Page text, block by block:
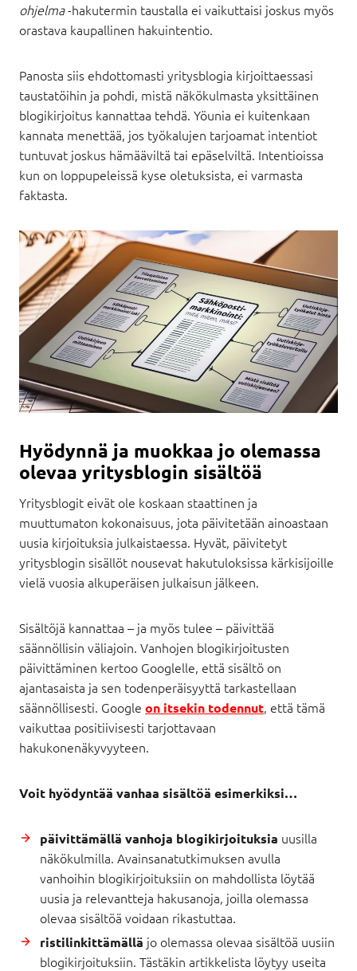
ohjelma-hakutermin taustalla ei vaikuttaisi joskus myös
orastava kaupallinen hakuintentio.
Panosta siis ehdottomasti yritysblogia kirjoittaessasi
taustatöihin ja pohdi, mistä näkökulmasta yksittäinen
blogikirjoitus kannattaa tehdä. Yöunia ei kuitenkaan
kannata menettää, jos työkalujen tarjoamat intentiot
tuntuvat joskus hämääviltä tai epäselviltä. Intentioissa
kun on loppupeleissä kyse oletuksista, ei varmasta
faktasta.
Hyödynnä ja muokkaa jo olemassa
olevaa yritysblogin sisältöä
Yritysblogit eivät ole koskaan staattinen ja
muuttumaton kokonaisuus, jota päivitetään ainoastaan
uusia kirjoituksia julkaistaessa. Hyvät, päivitetyt
yritysblogin sisällöt nousevat hakutuloksissa kärkisijoille
vielä vuosia alkuperäisen julkaisun jälkeen.
Sisältöjä kannattaa – ja myös tulee – päivittää
säännöllisin väliajoin. Vanhojen blogikirjoitusten
päivittäminen kertoo Googlelle, että sisältö on
ajantasaista ja sen todenperäisyyttä tarkastellaan
säännöllisesti. Google on itsekin todennut, että tämä
vaikuttaa positiivisesti tarjottavaan
hakukonenäkyvyyteen.
Voit hyödyntää vanhaa sisältöä esimerkiksi…
päivittämällä vanhoja blogikirjoituksia uusilla
näkökulmilla. Avainsanatutkimuksen avulla
vanhoihin blogikirjoituksiin on mahdollista löytää
uusia ja relevantteja hakusanoja, joilla olemassa
olevaa sisältöä voidaan rikastuttaa.
ristilinkittämällä jo olemassa olevaa sisältöä uusiin
blogikirjoituksiin. Tästäkin artikkelista löytyy useita